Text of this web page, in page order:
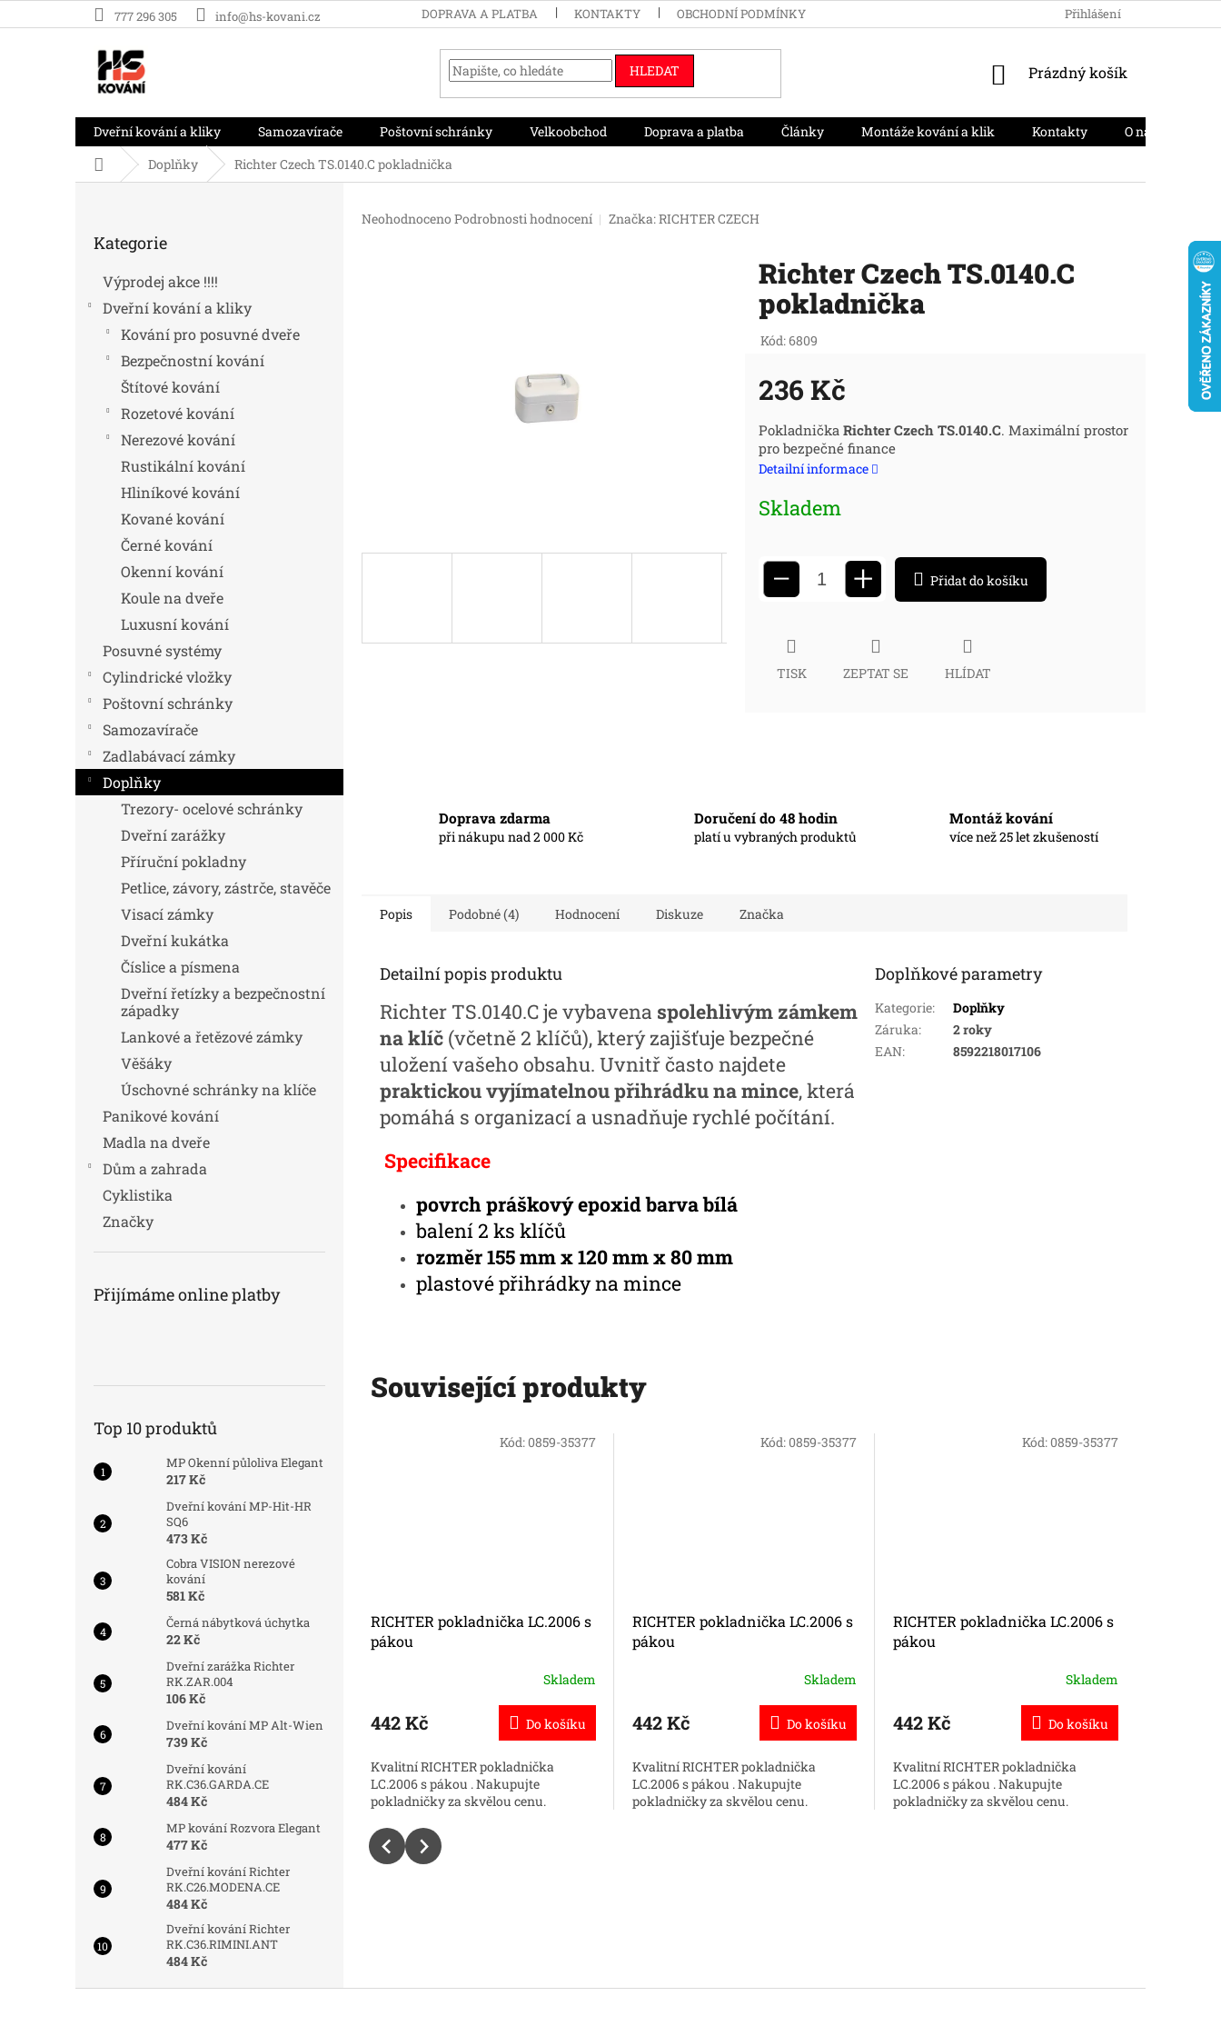
na
777 296 305 info@hs-kovani.cz DOPRAVA A PLATBA KONTAKTY OBCHODNÍ PODMÍNKY PODMÍNKY OCHRANY OSOBNÍCH
Přihlášení
HLEDAT
NÁKUPNÍ
Prázdný košík
Dveřní kování a kliky Samozavírače Poštovní schránky Velkoobchod Doprava a platba Články Montáže kování a klik Kontakty O nás
Domů Doplňky Richter Czech TS.0140.C pokladnička
kategorie
Kategorie
Výprodej akce !!!!
Dveřní kování a kliky
Kování pro posuvné dveře
Bezpečnostní kování
Štítové kování
Rozetové kování
Nerezové kování
Rustikální kování
Hliníkové kování
Kované kování
Černé kování
Okenní kování
Koule na dveře
Luxusní kování
Posuvné systémy
Cylindrické vložky
Poštovní schránky
Samozavírače
Zadlabávací zámky
Doplňky
Trezory- ocelové schránky
Dveřní zarážky
Příruční pokladny
Petlice, závory, zástrče, stavěče
Visací zámky
Dveřní kukátka
Číslice a písmena
Dveřní řetízky a bezpečnostní
západky
Lankové a řetězové zámky
Věšáky
Úschovné schránky na klíče
Panikové kování
Madla na dveře
Dům a zahrada
Cyklistika
Značky
Přijímáme online platby
Top 10 produktů
MP Okenní půloliva Elegant
217 Kč
Dveřní kování MP-Hit-HR
SQ6
473 Kč
Cobra VISION nerezové
kování
581 Kč
Černá nábytková úchytka
22 Kč
Dveřní zarážka Richter
RK.ZAR.004
106 Kč
Dveřní kování MP Alt-Wien
739 Kč
Dveřní kování
RK.C36.GARDA.CE
484 Kč
MP kování Rozvora Elegant
477 Kč
Dveřní kování Richter
RK.C26.MODENA.CE
484 Kč
Dveřní kování Richter
RK.C36.RIMINI.ANT
484 Kč
Průměrné
Neohodnoceno Podrobnosti hodnocení Značka:RICHTER CZECH
Richter Czech TS.0140.C
pokladnička
Kód:6809
236 Kč
Měrná
cena:
Pokladnička Richter Czech TS.0140.C. Maximální prostor
pro bezpečné finance
Detailní informace
Skladem
− + Přidat do košíku
TISK ZEPTAT SE HLÍDAT
Doprava zdarma
při nákupu nad 2 000 Kč
Doručení do 48 hodin
platí u vybraných produktů
Montáž kování
více než 25 let zkušeností
Popis Podobné (4) Hodnocení Diskuze Značka
Detailní popis produktu
Richter TS.0140.C je vybavena spolehlivým zámkem
na klíč (včetně 2 klíčů), který zajišťuje bezpečné
uložení vašeho obsahu. Uvnitř často najdete
praktickou vyjímatelnou přihrádku na mince, která
pomáhá s organizací a usnadňuje rychlé počítání.
Specifikace
povrch práškový epoxid barva bílá
balení 2 ks klíčů
rozměr 155 mm x 120 mm x 80 mm
plastové přihrádky na mince
Doplňkové parametry
Kategorie:
Doplňky
Záruka:
2 roky
EAN: 8592218017106
Související produkty
RICHTER pokladnička LC.2006 s
pákou
442 Kč Do košíku
Kvalitní RICHTER pokladnička
LC.2006 s pákou . Nakupujte
pokladničky za skvělou cenu.
RICHTER pokladnička LC.2006 s
pákou
Skladem
442 Kč Do košíku
Kvalitní RICHTER pokladnička
LC.2006 s pákou . Nakupujte
pokladničky za skvělou cenu.
Kód:0859-35377
RICHTER pokladnička LC.2006 s
pákou
Skladem
442 Kč Do košíku
Kvalitní RICHTER pokladnička
LC.2006 s pákou . Nakupujte
pokladničky za skvělou cenu.
Kód:0859-35377
RICHTER pokladnička LC.2006 s
pákou
Skladem
442 Kč Do košíku
Kvalitní RICHTER pokladnička
LC.2006 s pákou . Nakupujte
pokladničky za skvělou cenu.
Kód:0859-35377